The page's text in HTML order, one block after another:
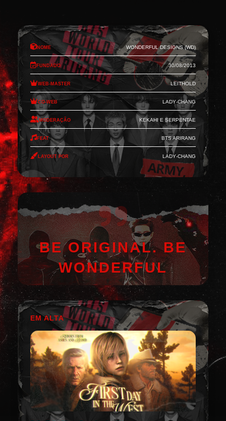
Nome Wonderful Designs (WD)
Fundado 30/08/2013
Web-Master Leithold
Co-Web Lady-Chang
Moderação Kekahi e Serpentae
Feat BTS Arirang
Layout por Lady-Chang
BE ORIGINAL. BE
WONDERFUL
EM ALTA